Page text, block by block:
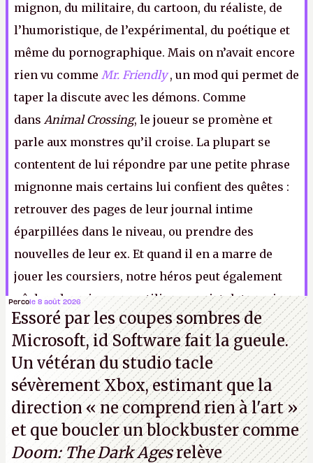
mignon, du militaire, du cartoon, du réaliste, de
l’humoristique, de l’expérimental, du poétique et
même du pornographique. Mais on n’avait encore
rien vu comme Mr. Friendly , un mod qui permet de
taper la discute avec les démons. Comme
dans Animal Crossing, le joueur se promène et
parle aux monstres qu’il croise. La plupart se
contentent de lui répondre par une petite phrase
mignonne mais certains lui confient des quêtes :
retrouver des pages de leur journal intime
éparpillées dans le niveau, ou prendre des
nouvelles de leur ex. Et quand il en a marre de
jouer les coursiers, notre héros peut également
pêcher du poisson ou utiliser un pistolet magique
pour intervertir les textures des murs. Ne
cherchez pas.L.-F.S.
Percole 8 août 2026
Essoré par les coupes sombres de
Microsoft, id Software fait la gueule.
Un vétéran du studiotacle
sévèrement Xbox, estimant que la
direction« ne comprend rien à l'art »
et que boucler un blockbuster comme
Doom: The Dark Agesrelève